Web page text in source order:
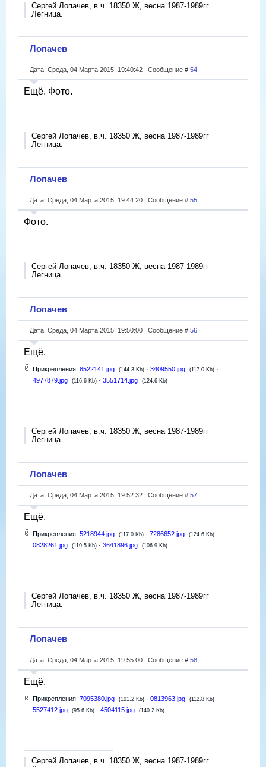
Сергей Лопачев, в.ч. 18350 Ж, весна 1987-1989гг
Легница.
Лопачев
Дата: Среда, 04 Марта 2015, 19:40:42 | Сообщение # 54
Ещё. Фото.
Сергей Лопачев, в.ч. 18350 Ж, весна 1987-1989гг
Легница.
Лопачев
Дата: Среда, 04 Марта 2015, 19:44:20 | Сообщение # 55
Фото.
Сергей Лопачев, в.ч. 18350 Ж, весна 1987-1989гг
Легница.
Лопачев
Дата: Среда, 04 Марта 2015, 19:50:00 | Сообщение # 56
Ещё.
Прикрепления: 8522141.jpg (144.3 Kb) · 3409550.jpg (117.0 Kb) ·
4977879.jpg
(116.6 Kb) · 3551714.jpg (124.6 Kb)
Сергей Лопачев, в.ч. 18350 Ж, весна 1987-1989гг
Легница.
Лопачев
Дата: Среда, 04 Марта 2015, 19:52:32 | Сообщение # 57
Ещё.
Прикрепления: 5218944.jpg (117.0 Kb) · 7286652.jpg (124.6 Kb) ·
0828261.jpg
(119.5 Kb) · 3641896.jpg (106.9 Kb)
Сергей Лопачев, в.ч. 18350 Ж, весна 1987-1989гг
Легница.
Лопачев
Дата: Среда, 04 Марта 2015, 19:55:00 | Сообщение # 58
Ещё.
Прикрепления: 7095380.jpg (101.2 Kb) · 0813963.jpg (112.8 Kb) ·
5527412.jpg
(95.6 Kb) · 4504115.jpg (140.2 Kb)
Сергей Лопачев, в.ч. 18350 Ж, весна 1987-1989гг